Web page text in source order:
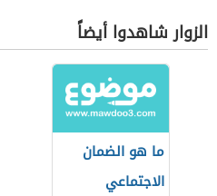
الزوار شاهدوا أيضاً
ما هو الضمان
الاجتماعي